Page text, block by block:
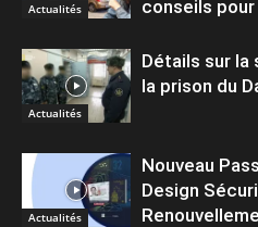
Actualités
conseils
Actualités
Détails sur
la prison du
Actualités
Nouveau
Design